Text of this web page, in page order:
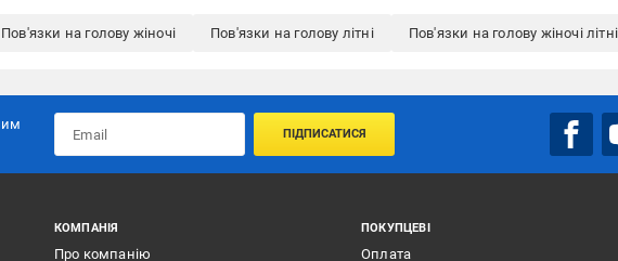
Пов'язки на голову жіночі Пов'язки на голову літні Пов'язки на голову жіночі літні
ПІДПИСАТИСЯ
КОМПАНІЯ
Про компанію
ПОКУПЦЕВІ
Оплата